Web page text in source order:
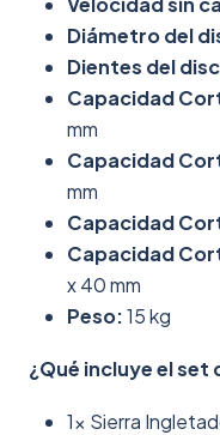
Diámetro del
Dientes del
Capacidad
mm
Capacidad
mm
Capacidad
Capacidad
x 40 mm
Peso:15 kg
¿Qué incluye el set
1x Sierra